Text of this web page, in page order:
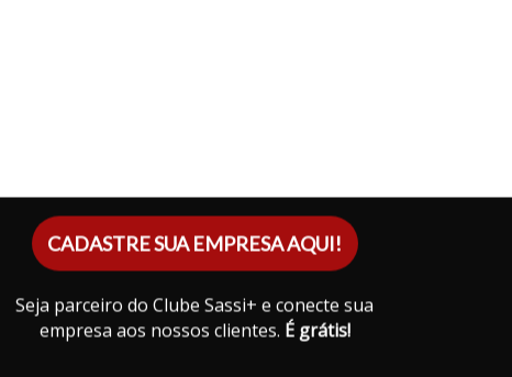
CADASTRE SUA EMPRESA AQUI!
Seja parceiro do Clube Sassi+ e conecte sua
empresa aos nossos clientes. É grátis!